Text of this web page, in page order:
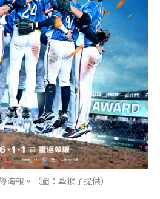
海報。（圖：牽猴子提供）